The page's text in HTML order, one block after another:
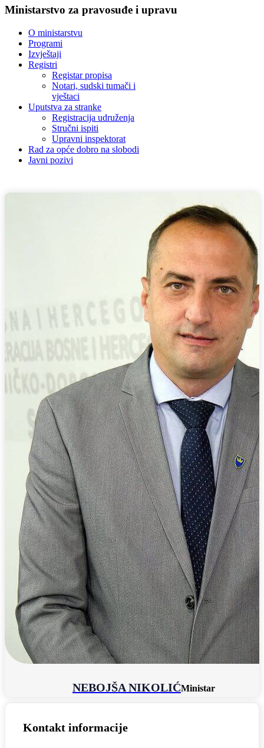
Ministarstvo za pravosuđe i upravu
O ministarstvu
Programi
Izvještaji
Registri
Registar propisa
Notari, sudski tumači i
vještaci
Uputstva za stranke
Registracija udruženja
Stručni ispiti
Upravni inspektorat
Rad za opće dobro na slobodi
Javni pozivi
NEBOJŠA NIKOLIĆMinistar
Kontakt informacije